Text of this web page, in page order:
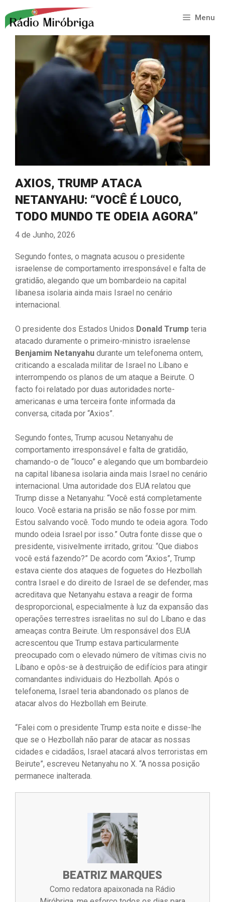
para
Menu
AXIOS, TRUMP ATACA
NETANYAHU: “VOCÊ É LOUCO,
TODO MUNDO TE ODEIA AGORA”
4 de Junho, 2026
Segundo fontes, o magnata acusou o presidente
israelense de comportamento irresponsável e falta de
gratidão, alegando que um bombardeio na capital
libanesa isolaria ainda mais Israel no cenário
internacional.
O presidente dos Estados Unidos Donald Trump teria
atacado duramente o primeiro-ministro israelense
Benjamim Netanyahu durante um telefonema ontem,
criticando a escalada militar de Israel no Líbano e
interrompendo os planos de um ataque a Beirute. O
facto foi relatado por duas autoridades norte-
americanas e uma terceira fonte informada da
conversa, citada por “Axios”.
Segundo fontes, Trump acusou Netanyahu de
comportamento irresponsável e falta de gratidão,
chamando-o de “louco” e alegando que um bombardeio
na capital libanesa isolaria ainda mais Israel no cenário
internacional. Uma autoridade dos EUA relatou que
Trump disse a Netanyahu: “Você está completamente
louco. Você estaria na prisão se não fosse por mim.
Estou salvando você. Todo mundo te odeia agora. Todo
mundo odeia Israel por isso.” Outra fonte disse que o
presidente, visivelmente irritado, gritou: “Que diabos
você está fazendo?” De acordo com “Axios”, Trump
estava ciente dos ataques de foguetes do Hezbollah
contra Israel e do direito de Israel de se defender, mas
acreditava que Netanyahu estava a reagir de forma
desproporcional, especialmente à luz da expansão das
operações terrestres israelitas no sul do Líbano e das
ameaças contra Beirute. Um responsável dos EUA
acrescentou que Trump estava particularmente
preocupado com o elevado número de vítimas civis no
Líbano e opôs-se à destruição de edifícios para atingir
comandantes individuais do Hezbollah. Após o
telefonema, Israel teria abandonado os planos de
atacar alvos do Hezbollah em Beirute.
“Falei com o presidente Trump esta noite e disse-lhe
que se o Hezbollah não parar de atacar as nossas
cidades e cidadãos, Israel atacará alvos terroristas em
Beirute”, escreveu Netanyahu no X. “A nossa posição
permanece inalterada.
BEATRIZ MARQUES
Como redatora apaixonada na Rádio